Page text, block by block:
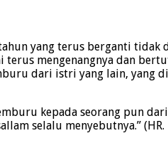
yang terus berganti tidak
terus mengenangnya dan
dari istri yang lain, yang
kepada seorang pun
selalu menyebutnya.”